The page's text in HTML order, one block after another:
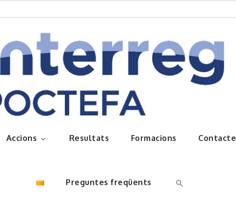
Accions Resultats Formacions Contacte
Preguntes freqüents